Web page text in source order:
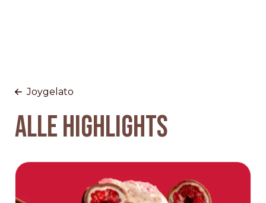
Joygelato
ALLE HIGHLIGHTS